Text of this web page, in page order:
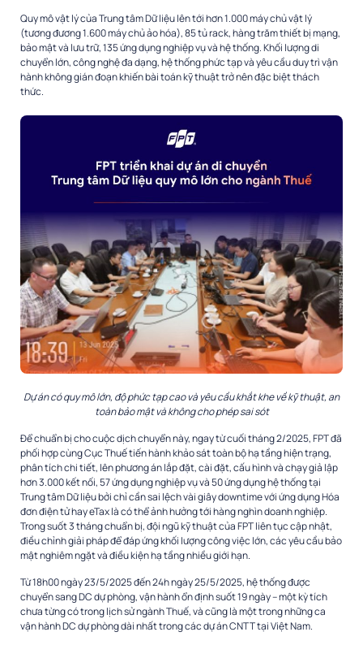
Quy mô vật lý của Trung tâm Dữ liệu lên tới hơn 1.000 máy chủ vật lý
(tương đương 1.600 máy chủ ảo hóa), 85 tủ rack, hàng trăm thiết bị mạng,
bảo mật và lưu trữ, 135 ứng dụng nghiệp vụ và hệ thống. Khối lượng di
chuyển lớn, công nghệ đa dạng, hệ thống phức tạp và yêu cầu duy trì vận
hành không gián đoạn khiến bài toán kỹ thuật trở nên đặc biệt thách
thức.
Dự án có quy mô lớn, độ phức tạp cao và yêu cầu khắt khe về kỹ thuật, an
toàn bảo mật và không cho phép sai sót
Để chuẩn bị cho cuộc dịch chuyển này, ngay từ cuối tháng 2/2025, FPT đã
phối hợp cùng Cục Thuế tiến hành khảo sát toàn bộ hạ tầng hiện trạng,
phân tích chi tiết, lên phương án lắp đặt, cài đặt, cấu hình và chạy giả lập
hơn 3.000 kết nối, 57 ứng dụng nghiệp vụ và 50 ứng dụng hệ thống tại
Trung tâm Dữ liệu bởi chỉ cần sai lệch vài giây downtime với ứng dụng Hóa
đơn điện tử hay eTax là có thể ảnh hưởng tới hàng nghìn doanh nghiệp.
Trong suốt 3 tháng chuẩn bị, đội ngũ kỹ thuật của FPT liên tục cập nhật,
điều chỉnh giải pháp để đáp ứng khối lượng công việc lớn, các yêu cầu bảo
mật nghiêm ngặt và điều kiện hạ tầng nhiều giới hạn.
Từ 18h00 ngày 23/5/2025 đến 24h ngày 25/5/2025, hệ thống được
chuyển sang DC dự phòng, vận hành ổn định suốt 19 ngày – một kỳ tích
chưa từng có trong lịch sử ngành Thuế, và cũng là một trong những ca
vận hành DC dự phòng dài nhất trong các dự án CNTT tại Việt Nam.